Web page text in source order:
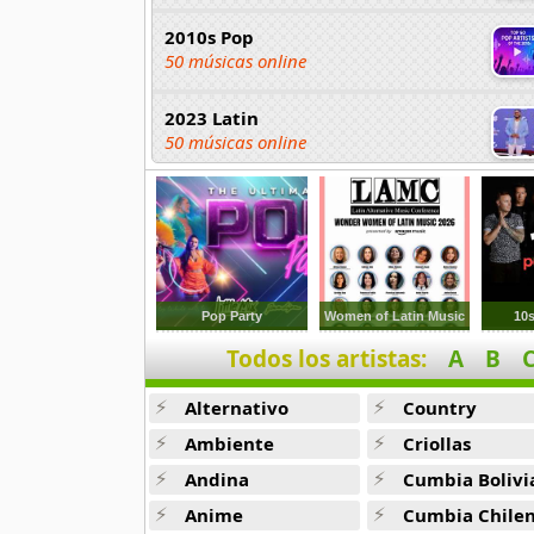
2010s Pop
50 músicas online
2023 Latin
50 músicas online
2023 Pop
80 músicas online
2023 Rock
59 músicas online
80s Acoustic Hits
37 músicas online
80s Ballads
48 músicas online
80s Pop Rock
Pop Party Women of Latin Music
Todos los artistas: A B
Alternativo
Ambiente
Andina
Anime
Country
Criollas
Cumbia
Cumbia